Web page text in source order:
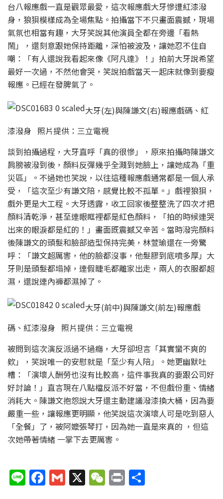
台八報應戲一直是觀眾最愛，這次報應戲大牙慘遭紅漆潑
身，狼狽模樣成為全場焦點。拍攝當下不只畫面震撼，現場
氣氛也相當有趣，大牙笑說其他演員全都在旁邊「看熱
鬧」，還刻意跟她保持距離，深怕被波及，讓她忍不住自
嘲：「有人還說我看起來像《阿凡達》！」拍前大牙說希望
最好一次過，不然他會哭，笑說拍戲當天一起床就像到要瘦
報應。已經在發脾氣了。
大牙(左)與陳謙文(右)報應戲碼、紅
漆潑身 照片提供：三立電視
談到拍攝過程，大牙直呼「真的很慘」，原來拍攝時陳謙文
肩膀被潑到後，顏料反彈幾乎全濺到她臉上，讓她成為「重
災區」。不過她也笑說，以往這種報應戲通常都是一個人承
受，「這次至少有謙文陪，感覺比較不孤單。」戲裡狼狽，
戲外更是大工程。大牙透露，收工回家後整整洗了四次才把
顏料清乾淨，甚至連眼眶裡都是紅色顏料，「拍的時候連哭
出來的眼淚都是紅的！」畫面既震撼又辛苦。當時潑完顏料
後陳謙文的頭髮和臉部造型保持完美，林萱瑜還在一旁驚
呼：「謙文超厲害，他的臉都沒事，他髮膠到底噴多厚」大
牙則是頭髮都塌掉，連假睫毛都離家出走，兩人的衣服都超
濕，還說連內褲都濕掉了。
大牙(前中)與陳謙文(前左)報應戲
碼、紅漆潑身 照片提供：三立電視
被問到這次演反派過不過癮，大牙卻坦言「其實蠻不爽的
欸」，笑說唯一的安慰就是「至少有人陪」。她更幽默吐
槽：「演壞人酬勞也沒有比較高，這件事我真的要跟公司好
好討論！」直言現在八點檔反派不好當，不但戲份重、情緒
消耗大。陳謙文抱怨說大牙還主動建議潑漆換大桶，因為要
嚴重一些，讓報應更明顯，他笑說這次演壞人可是吃到惡人
「全餐」了，被阿嬤張琴打，因為她一直是來真的 ，但這
次她帶著情緒 一掌下去更厲害。
Li
n
F
a
G
m
X W
e
P
ri